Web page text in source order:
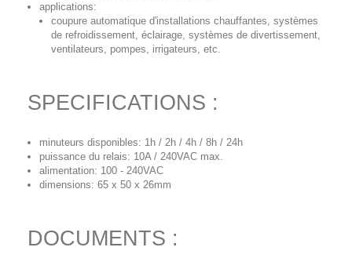
applications:
coupure automatique d'installations chauffantes, systèmes
de refroidissement, éclairage, systèmes de divertissement,
ventilateurs, pompes, irrigateurs, etc.
SPECIFICATIONS :
minuteurs disponibles: 1h / 2h / 4h / 8h / 24h
puissance du relais: 10A / 240VAC max.
alimentation: 100 - 240VAC
dimensions: 65 x 50 x 26mm
DOCUMENTS :